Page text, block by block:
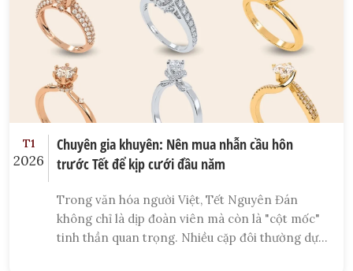
họ hàng hai bên trong dịp Tết này chưa?
T1
2026
Chuyên gia khuyên: Nên mua nhẫn cầu hôn
trước Tết để kịp cưới đầu năm
Trong văn hóa người Việt, Tết Nguyên Đán
không chỉ là dịp đoàn viên mà còn là "cột mốc"
tinh thần quan trọng. Nhiều cặp đôi thường dự